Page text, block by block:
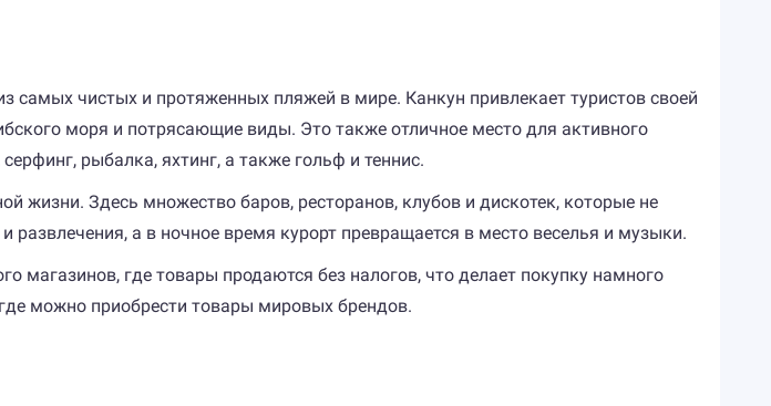
самых чистых и протяженных пляжей в мире. Канкун привлекает туристов своей
моря и потрясающие виды. Это также отличное место для активного
рыбалка, яхтинг, а также гольф и теннис.
жизни. Здесь множество баров, ресторанов, клубов и дискотек, которые не
а в ночное время курорт превращается в место веселья и музыки.
магазинов, где товары продаются без налогов, что делает покупку намного
можно приобрести товары мировых брендов.